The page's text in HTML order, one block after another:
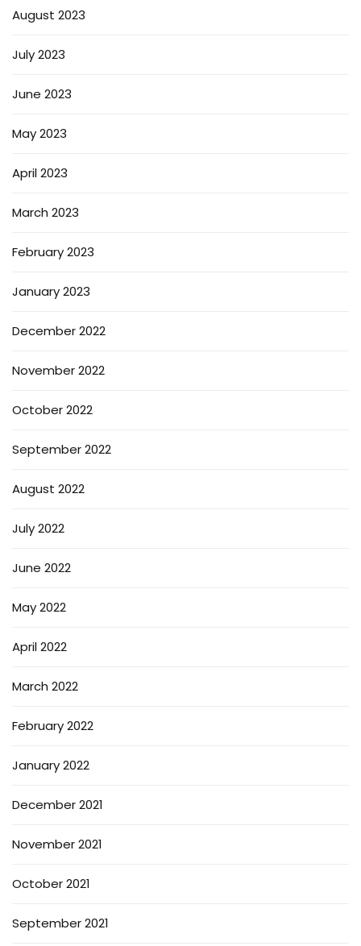
August 2023
July 2023
June 2023
May 2023
April 2023
March 2023
February 2023
January 2023
December 2022
November 2022
October 2022
September 2022
August 2022
July 2022
June 2022
May 2022
April 2022
March 2022
February 2022
January 2022
December 2021
November 2021
October 2021
September 2021